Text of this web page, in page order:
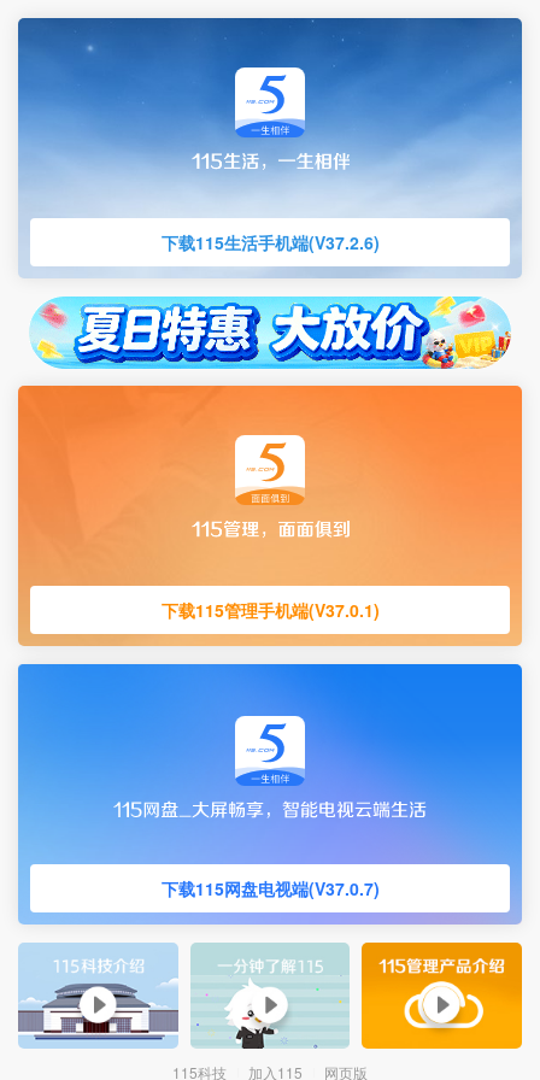
下载115生活手机端(V37.2.6)
下载115管理手机端(V37.0.1)
下载115网盘电视端(V37.0.7)
115科技 加入115 网页版